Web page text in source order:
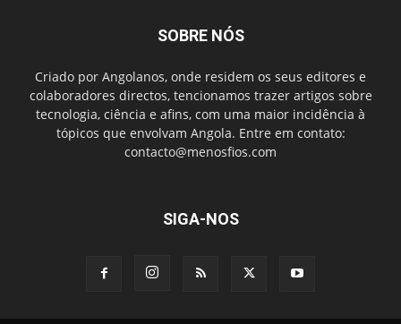
SOBRE NÓS
Criado por Angolanos, onde residem os seus editores e
colaboradores directos, tencionamos trazer artigos sobre
tecnologia, ciência e afins, com uma maior incidência à
tópicos que envolvam Angola. Entre em contato:
contacto@menosfios.com
SIGA-NOS